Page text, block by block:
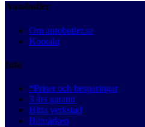
Autobutler
Om autobutler.se
Kontakt
Info
*Priser och besparingar
3 års garanti
Hitta verkstad
Bilmärken